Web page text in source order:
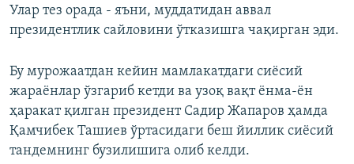
Улар тез орада - яъни, муддатидан аввал
президентлик сайловини ўтказишга чақирган эди.
Бу мурожаатдан кейин мамлакатдаги сиёсий
жараёнлар ўзгариб кетди ва узоқ вақт ёнма-ён
ҳаракат қилган президент Садир Жапаров ҳамда
Қамчибек Ташиев ўртасидаги беш йиллик сиёсий
тандемнинг бузилишига олиб келди.